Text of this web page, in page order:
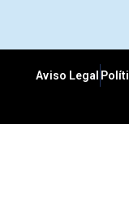
Aviso Legal